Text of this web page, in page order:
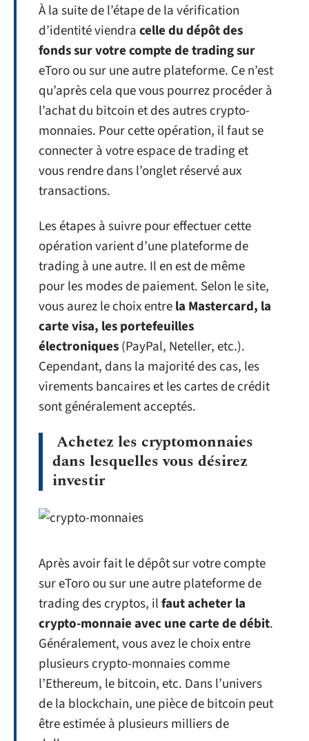
À la suite de l’étape de la vérification
d’identité viendracelle du dépôt des
fonds sur votre compte de trading sur
eToro ou sur une autre plateforme. Ce n’est
qu’après cela que vous pourrez procéder à
l’achat du bitcoin et des autres crypto-
monnaies. Pour cette opération, il faut se
connecter à votre espace de trading et
vous rendre dans l’onglet réservé aux
transactions.
Les étapes à suivre pour effectuer cette
opération varient d’une plateforme de
trading à une autre. Il en est de même
pour les modes de paiement. Selon le site,
vous aurez le choix entrela Mastercard, la
carte visa, les portefeuilles
électroniques(PayPal, Neteller, etc.).
Cependant, dans la majorité des cas, les
virements bancaires et les cartes de crédit
sont généralement acceptés.
Achetez les cryptomonnaies
dans lesquelles vous désirez
investir
Après avoir fait le dépôt sur votre compte
sur eToro ou sur une autre plateforme de
trading des cryptos, ilfaut acheter la
crypto-monnaie avec une carte de débit.
Généralement, vous avez le choix entre
plusieurs crypto-monnaies comme
l’Ethereum, le bitcoin, etc. Dans l’univers
de la blockchain, une pièce de bitcoin peut
être estimée à plusieurs milliers de